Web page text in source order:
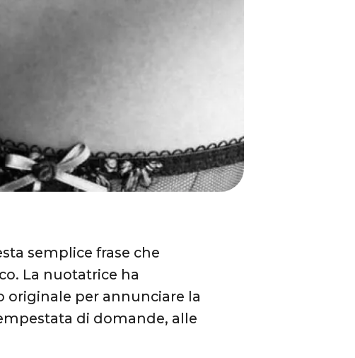
semplice frase che
La nuotatrice ha
originale per annunciare la
di domande, alle